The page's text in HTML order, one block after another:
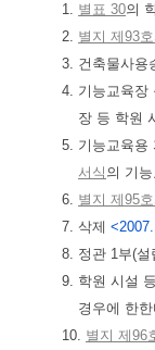
1. 별표 30의
2. 별지 제93
3. 건축물사용
4. 기능교육장
장 등 학원
5. 기능교육용
서식 의 기
6. 별지 제95
7. 삭제
8. 정관 1부(
9. 학원 시설
경우에 한
10. 별지 제96